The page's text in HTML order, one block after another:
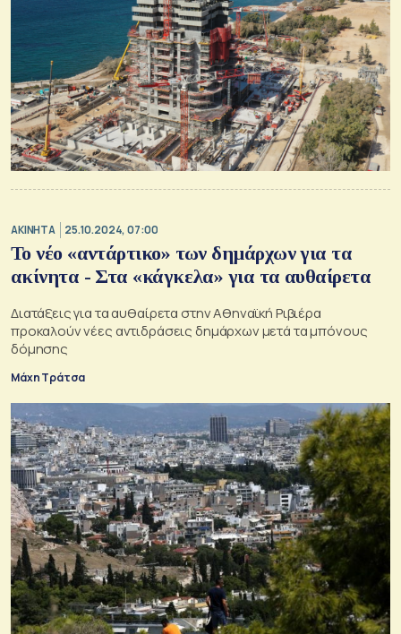
ΑΚΙΝΗΤΑ 25.10.2024, 07:00
Το νέο «αντάρτικο» των δημάρχων για τα
ακίνητα - Στα «κάγκελα» για τα αυθαίρετα
Διατάξεις για τα αυθαίρετα στην Αθηναϊκή Ριβιέρα
προκαλούν νέες αντιδράσεις δημάρχων μετά τα μπόνους
δόμησης
Μάχη Τράτσα